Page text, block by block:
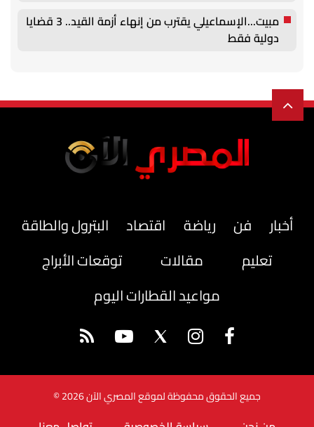
مبيت...الإسماعيلي يقترب من إنهاء أزمة القيد.. 3 قضايا
دولية فقط
أخبار فن رياضة اقتصاد
البترول والطاقة
تعليم
مقالات
توقعات الأبراج
مواعيد القطارات اليوم
جميع الحقوق محفوظة لموقع المصري الآن 2026 ©